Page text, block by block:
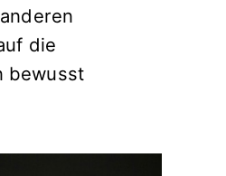
die
bewusst